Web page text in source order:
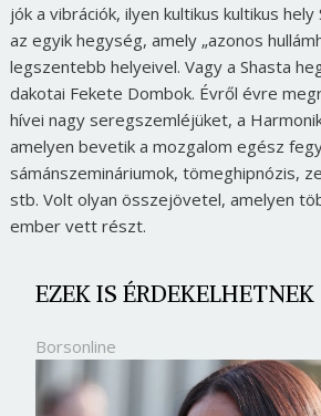
jók a vibrációk, ilyen kultikus kultikus
az egyik hegység, amely „azonos
legszentebb helyeivel. Vagy a Shasta
dakotai Fekete Dombok. Évről évre
hívei nagy seregszemléjüket, a
amelyen bevetik a mozgalom egész
sámánszemináriumok, tömeghipnózis,
stb. Volt olyan összejövetel, amelyen
ember vett részt.
EZEK IS ÉRDEKELHETNEK
Borsonline